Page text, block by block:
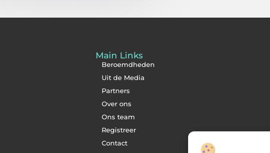
Main Links
Beroemdheden
Uit de Media
Partners
Over ons
Ons team
Registreer
Contact